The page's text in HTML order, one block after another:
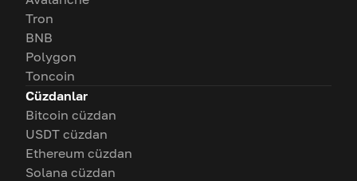
Tron
BNB
Polygon
Toncoin
Cüzdanlar
Bitcoin cüzdan
USDT cüzdan
Ethereum cüzdan
Solana cüzdan